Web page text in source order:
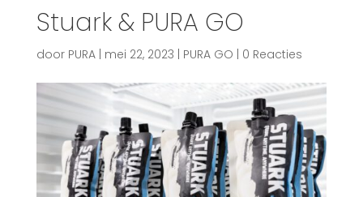
Stuark & PURA GO
door PURA| mei 22, 2023 PURA GO 0 Reacties